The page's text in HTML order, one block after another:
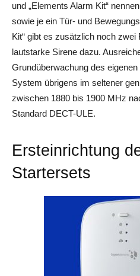
und „Elements Alarm Kit“
sowie je ein Tür- und
Kit“ gibt es zusätzlich noch
lautstarke Sirene dazu.
Grundüberwachung des
System übrigens im seltener
zwischen 1880 bis 1900 MHz
Standard DECT-ULE.
Ersteinrichtung
Startersets